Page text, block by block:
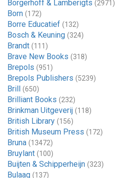
Borgerhoff & Lamberigts (2971)
Born (172)
Borre Educatief (132)
Bosch & Keuning (324)
Brandt (111)
Brave New Books (318)
Brepols (951)
Brepols Publishers (5239)
Brill (650)
Brilliant Books (232)
Brinkman Uitgeverij (118)
British Library (156)
British Museum Press (172)
Bruna (13472)
Bruylant (100)
Buijten & Schipperheijn (323)
Bulaaq (137)